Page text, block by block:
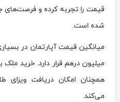
قیمت را تجربه کرده و فرصت‌های
شده است.
می‌کند.